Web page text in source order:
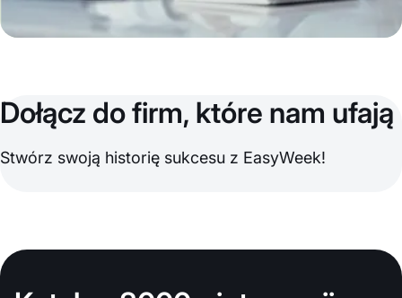
Dołącz do firm, które nam ufają
Stwórz swoją historię sukcesu z EasyWeek!